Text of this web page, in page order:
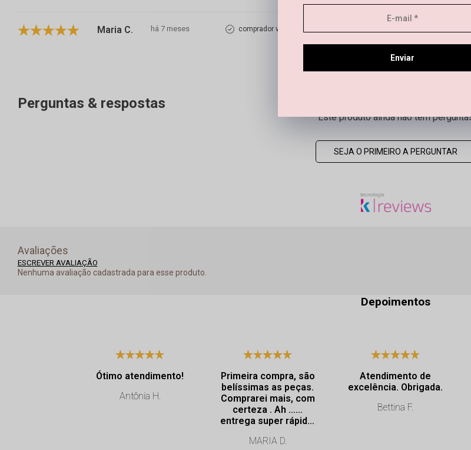
Maria C. há 7 meses comprador verificado
Perguntas & respostas
Este produto ainda não tem
SEJA O PRIMEIRO A PERGUNTAR
Avaliações
ESCREVER AVALIAÇÃO
Nenhuma avaliação cadastrada para esse produto.
Depoimentos
Ótimo atendimento!
Antônia H.
Primeira compra, são
belíssimas as peças.
Comprarei mais, com
certeza . Ah ……
entrega super rápida.
excelência.
MARIA D.
Atendimento de
excelência. Obrigada.
Bettina F.
Enviar